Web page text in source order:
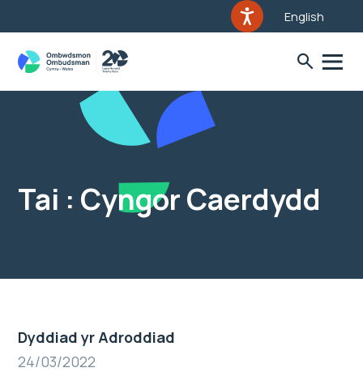
English
Tai : Cyngor Caerdydd
Dyddiad yr Adroddiad
24/03/2022